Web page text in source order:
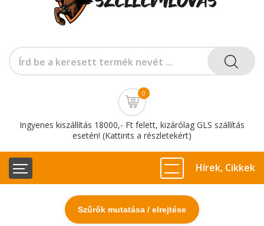
0
Ingyenes kiszállítás 18000,- Ft felett, kizárólag GLS szállítás
esetén! (Kattints a részletekért)
Hírek, Cikkek
Szűrők mutatása / elrejtése